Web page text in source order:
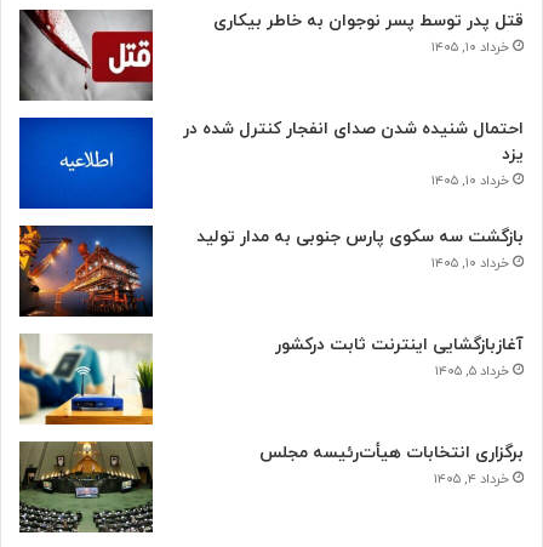
قتل پدر توسط پسر نوجوان به خاطر بیکاری
خرداد ۱۰, ۱۴۰۵
احتمال شنیده شدن صدای انفجار کنترل شده در
یزد
خرداد ۱۰, ۱۴۰۵
بازگشت سه سکوی پارس جنوبی به مدار تولید
خرداد ۱۰, ۱۴۰۵
آغازبازگشایی اینترنت ثابت درکشور
خرداد ۵, ۱۴۰۵
برگزاری انتخابات هیأت‌رئیسه مجلس
خرداد ۴, ۱۴۰۵